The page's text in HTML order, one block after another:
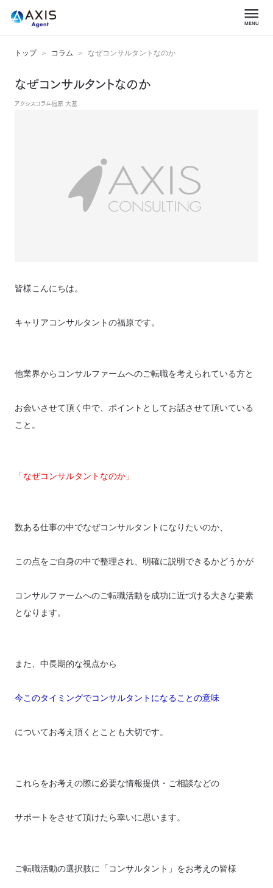
トップ コラム なぜコンサルタントなのか
なぜコンサルタントなのか
アクシスコラム福原 大基
皆様こんにちは。
キャリアコンサルタントの福原です。
他業界からコンサルファームへのご転職を考えられている方と
お会いさせて頂く中で、ポイントとしてお話させて頂いている
こと。
「なぜコンサルタントなのか」
数ある仕事の中でなぜコンサルタントになりたいのか、
この点をご自身の中で整理され、明確に説明できるかどうかが
コンサルファームへのご転職活動を成功に近づける大きな要素
となります。
また、中長期的な視点から
今このタイミングでコンサルタントになることの意味
についてお考え頂くとことも大切です。
これらをお考えの際に必要な情報提供・ご相談などの
サポートをさせて頂けたら幸いに思います。
ご転職活動の選択肢に「コンサルタント」をお考えの皆様